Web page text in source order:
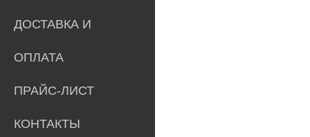
ДОСТАВКА И
ОПЛАТА
ПРАЙС-ЛИСТ
КОНТАКТЫ